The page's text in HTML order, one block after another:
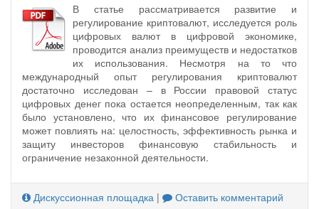
В статье рассматривается развитие и
регулирование криптовалют, исследуется роль
цифровых валют в цифровой экономике,
проводится анализ преимуществ и недостатков
их использования. Несмотря на то что
международный опыт регулирования криптовалют
достаточно исследован – в России правовой статус
цифровых денег пока остается неопределенным, так как
было установлено, что их финансовое регулирование
может повлиять на: целостность, эффективность рынка и
защиту инвесторов финансовую стабильность и
ограничение незаконной деятельности.
Дискуссионная площадка | Оставить комментарий